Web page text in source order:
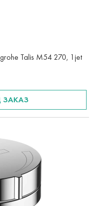
Talis M54 270, 1jet